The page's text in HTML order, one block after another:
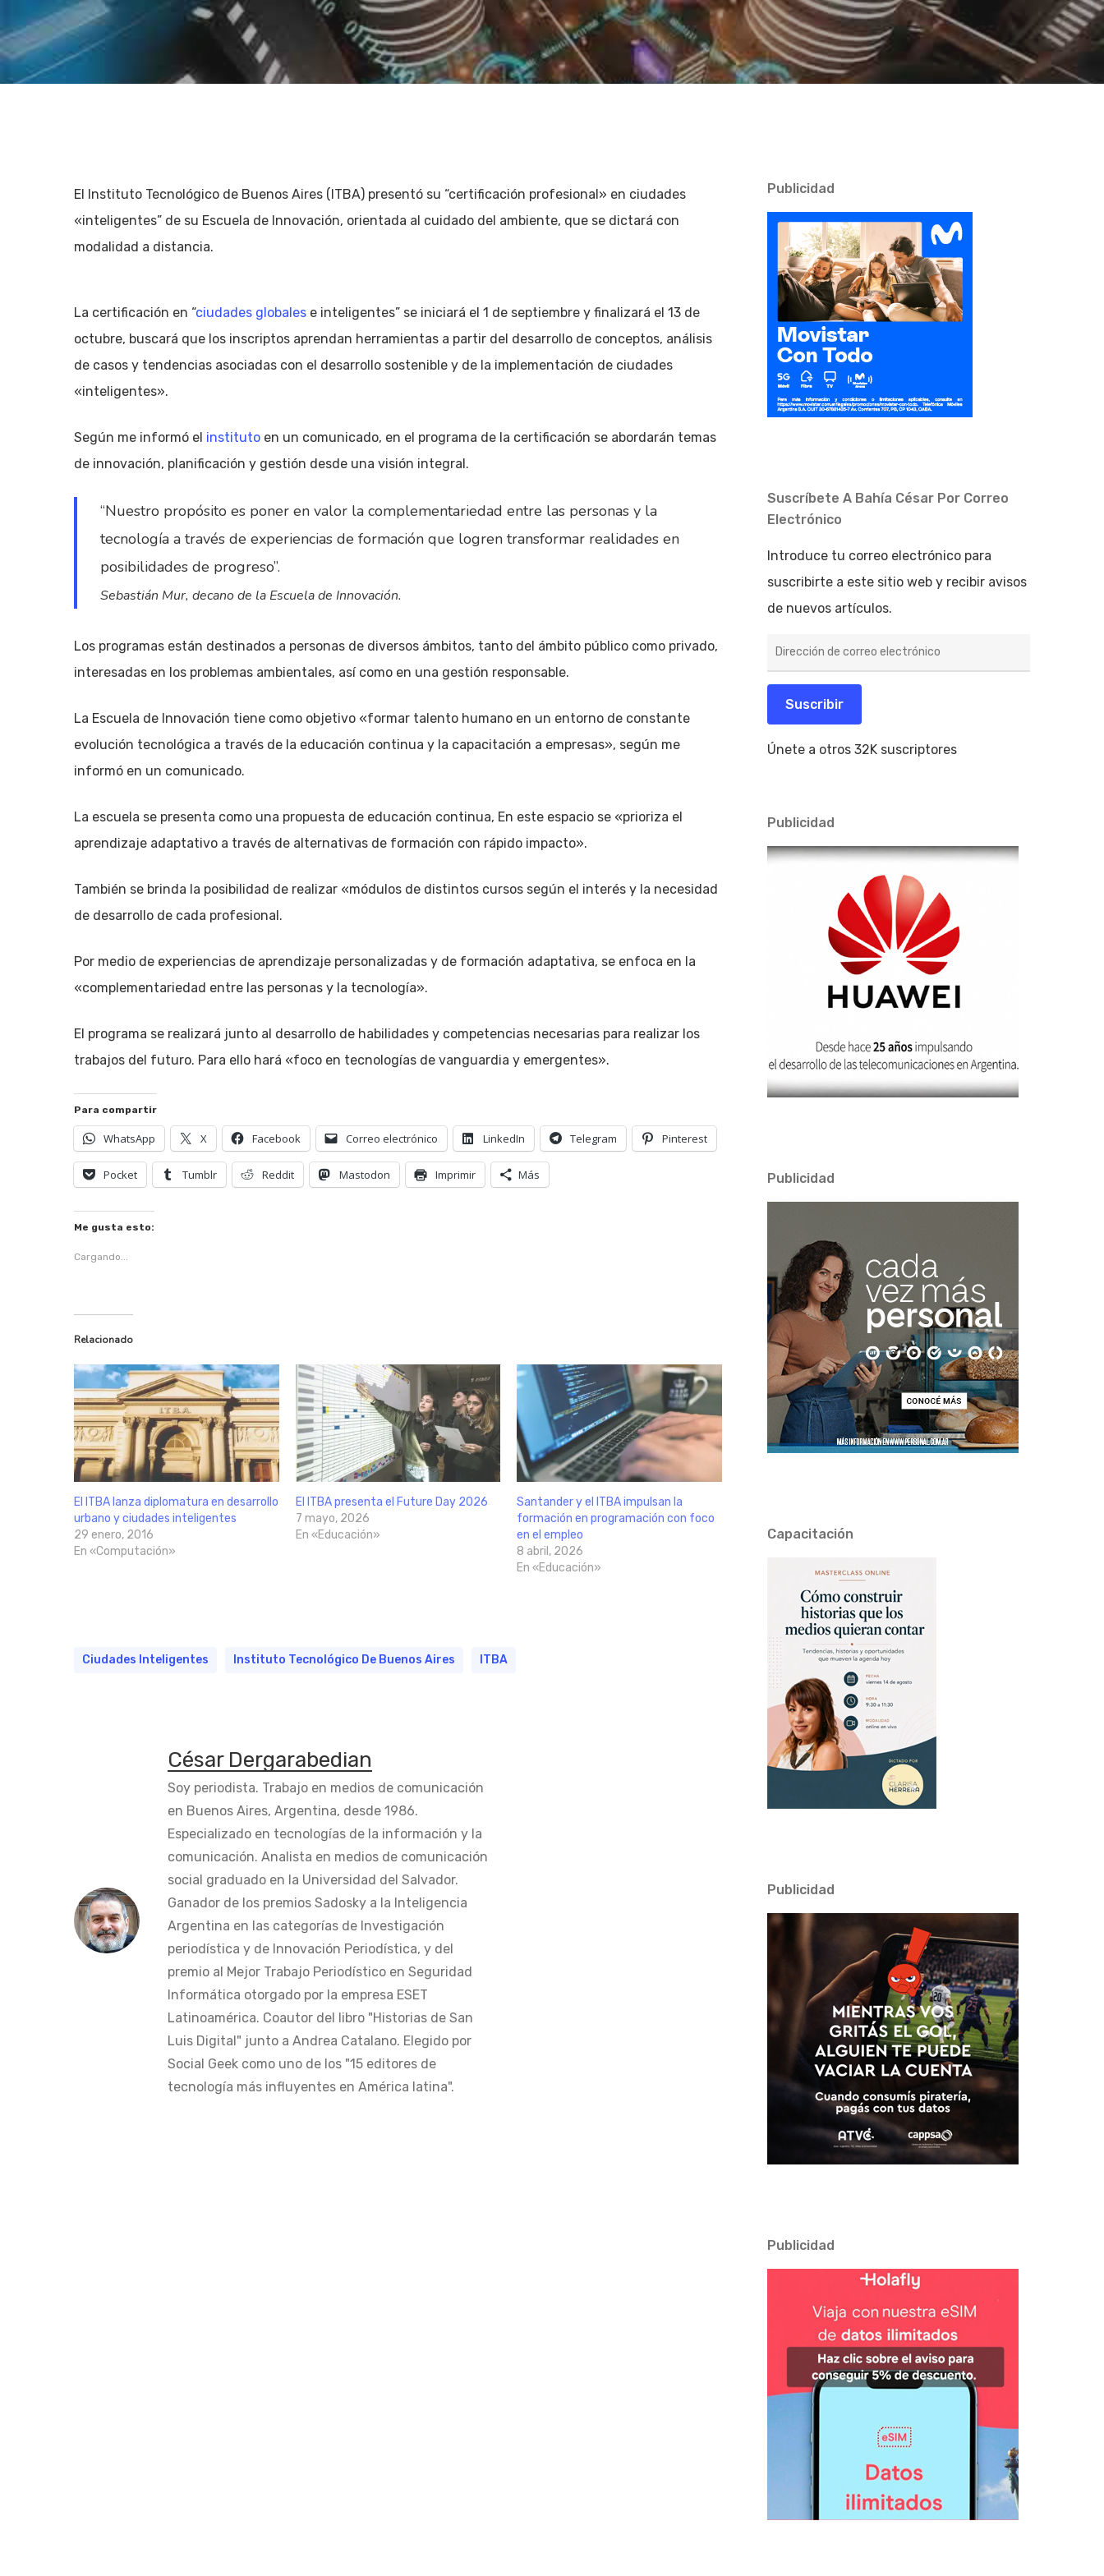
Hit enter to search or ESC to close
El Instituto Tecnológico de Buenos Aires (ITBA) presentó su “certificación profesional» en ciudades
«inteligentes” de su Escuela de Innovación, orientada al cuidado del ambiente, que se dictará con
modalidad a distancia.
La certificación en “ciudades globales e inteligentes” se iniciará el 1 de septiembre y finalizará el 13 de
octubre, buscará que los inscriptos aprendan herramientas a partir del desarrollo de conceptos, análisis
de casos y tendencias asociadas con el desarrollo sostenible y de la implementación de ciudades
«inteligentes».
Según me informó el instituto en un comunicado, en el programa de la certificación se abordarán temas
de innovación, planificación y gestión desde una visión integral.
“Nuestro propósito es poner en valor la complementariedad entre las personas y la
tecnología a través de experiencias de formación que logren transformar realidades en
posibilidades de progreso”.
Sebastián Mur, decano de la Escuela de Innovación.
Los programas están destinados a personas de diversos ámbitos, tanto del ámbito público como privado,
interesadas en los problemas ambientales, así como en una gestión responsable.
La Escuela de Innovación tiene como objetivo «formar talento humano en un entorno de constante
evolución tecnológica a través de la educación continua y la capacitación a empresas», según me
informó en un comunicado.
La escuela se presenta como una propuesta de educación continua, En este espacio se «prioriza el
aprendizaje adaptativo a través de alternativas de formación con rápido impacto».
También se brinda la posibilidad de realizar «módulos de distintos cursos según el interés y la necesidad
de desarrollo de cada profesional.
Por medio de experiencias de aprendizaje personalizadas y de formación adaptativa, se enfoca en la
«complementariedad entre las personas y la tecnología».
El programa se realizará junto al desarrollo de habilidades y competencias necesarias para realizar los
trabajos del futuro. Para ello hará «foco en tecnologías de vanguardia y emergentes».
Para compartir
WhatsApp X Facebook Correo electrónico LinkedIn Telegram Pinterest
Pocket Tumblr Reddit Mastodon Imprimir Más
Me gusta esto:
Cargando...
Relacionado
El ITBA lanza diplomatura en desarrollo
urbano y ciudades inteligentes
29 enero, 2016
En «Computación»
El ITBA presenta el Future Day 2026
7 mayo, 2026
En «Educación»
Santander y el ITBA impulsan la
formación en programación con foco
en el empleo
8 abril, 2026
En «Educación»
Ciudades Inteligentes Instituto Tecnológico De Buenos Aires ITBA
César Dergarabedian
Soy periodista. Trabajo en medios de comunicación
en Buenos Aires, Argentina, desde 1986.
Especializado en tecnologías de la información y la
comunicación. Analista en medios de comunicación
social graduado en la Universidad del Salvador.
Ganador de los premios Sadosky a la Inteligencia
Argentina en las categorías de Investigación
periodística y de Innovación Periodística, y del
premio al Mejor Trabajo Periodístico en Seguridad
Informática otorgado por la empresa ESET
Latinoamérica. Coautor del libro "Historias de San
Luis Digital" junto a Andrea Catalano. Elegido por
Social Geek como uno de los "15 editores de
tecnología más influyentes en América latina".
Publicidad
Suscríbete A Bahía César Por Correo
Electrónico
Introduce tu correo electrónico para
suscribirte a este sitio web y recibir avisos
de nuevos artículos.
de
electrónico
Suscribir
Únete a otros 32K suscriptores
Publicidad
Publicidad
Capacitación
Publicidad
Publicidad